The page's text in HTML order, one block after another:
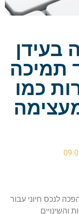
תמיכה
כמו
לנכס חיוני עבור